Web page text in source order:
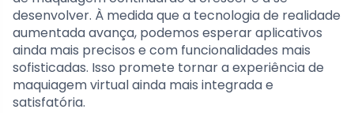
desenvolver. À medida que a tecnologia de realidade
aumentada avança, podemos esperar aplicativos
ainda mais precisos e com funcionalidades mais
sofisticadas. Isso promete tornar a experiência de
maquiagem virtual ainda mais integrada e
satisfatória.